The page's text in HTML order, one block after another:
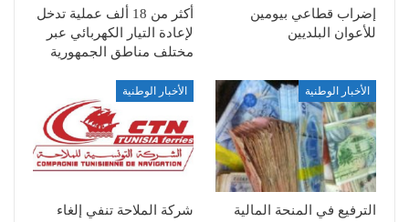
إضراب قطاعي بيومين
للأعوان البلديين
أكثر من 18 ألف عملية تدخل
لإعادة التيار الكهربائي عبر
مختلف مناطق الجمهورية
الأخبار الوطنية
الترفيع في المنحة المالية
الأخبار الوطنية
شركة الملاحة تنفي إلغاء